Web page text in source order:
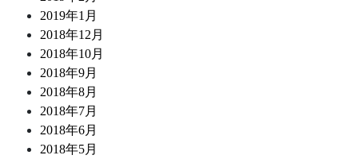
2019年1月
2018年12月
2018年10月
2018年9月
2018年8月
2018年7月
2018年6月
2018年5月